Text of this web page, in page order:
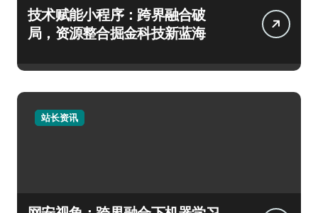
技术赋能小程序：跨界融合破
局，资源整合掘金科技新蓝海
站长资讯